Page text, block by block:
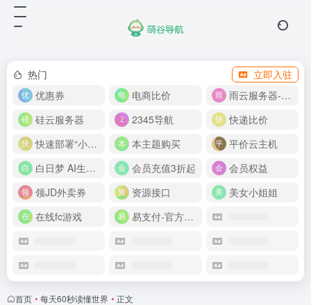
热门
立即入驻
优惠券
电商比价
雨云服务器-新人首月 5 折
硅云服务器
2345导航
快递比价
快速部署“小龙虾”
本主题购买
平价云主机
白日梦 AI生成50分钟视频
会员充值3折起
会员权益
领JD外卖券
资源接口
美女小姐姐
在线fc游戏
易支付-官方网站
首页 • 每天60秒读懂世界 • 正文